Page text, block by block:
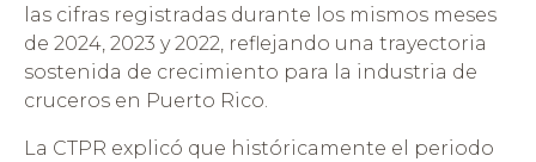
las cifras registradas durante los mismos meses
de 2024, 2023 y 2022, reflejando una trayectoria
sostenida de crecimiento para la industria de
cruceros en Puerto Rico.
La CTPR explicó que históricamente el periodo